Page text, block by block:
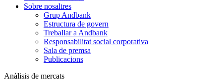
Sobre nosaltres
Grup Andbank
Estructura de govern
Treballar a Andbank
Responsabilitat social corporativa
Sala de premsa
Publicacions
Anàlisis de mercats